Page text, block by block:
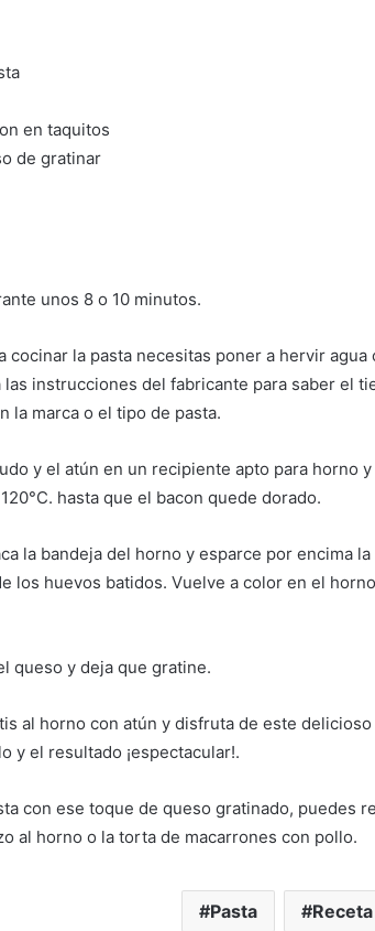
en taquitos
de gratinar
unos 8 o 10 minutos.
cocinar la pasta necesitas poner a hervir
las instrucciones del fabricante para saber el
la marca o el tipo de pasta.
y el atún en un recipiente apto para horno
hasta que el bacon quede dorado.
la bandeja del horno y esparce por encima
los huevos batidos. Vuelve a color en el
queso y deja que gratine.
al horno con atún y disfruta de este
y el resultado ¡espectacular!.
con ese toque de queso gratinado, puedes
al horno o la torta de macarrones con pollo.
Pasta Receta